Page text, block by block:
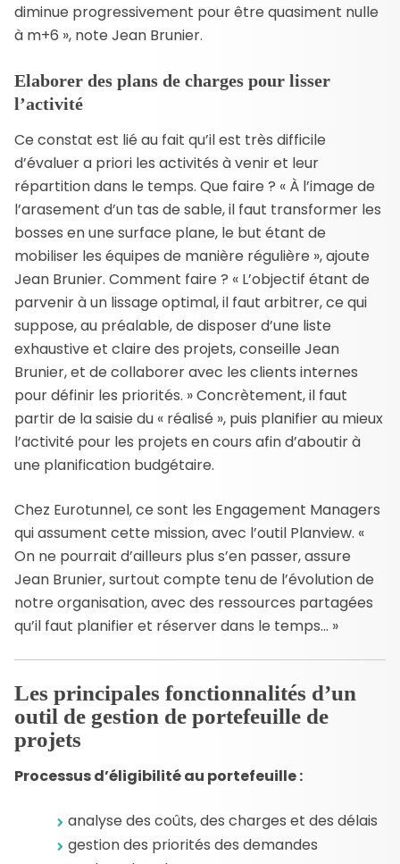
diminue progressivement pour être quasiment nulle
à m+6 », note Jean Brunier.
Elaborer des plans de charges pour lisser
l’activité
Ce constat est lié au fait qu’il est très difficile
d’évaluer a priori les activités à venir et leur
répartition dans le temps. Que faire ? « À l’image de
l’arasement d’un tas de sable, il faut transformer les
bosses en une surface plane, le but étant de
mobiliser les équipes de manière régulière », ajoute
Jean Brunier. Comment faire ? « L’objectif étant de
parvenir à un lissage optimal, il faut arbitrer, ce qui
suppose, au préalable, de disposer d’une liste
exhaustive et claire des projets, conseille Jean
Brunier, et de collaborer avec les clients internes
pour définir les priorités. » Concrètement, il faut
partir de la saisie du « réalisé », puis planifier au mieux
l’activité pour les projets en cours afin d’aboutir à
une planification budgétaire.
Chez Eurotunnel, ce sont les Engagement Managers
qui assument cette mission, avec l’outil Planview. «
On ne pourrait d’ailleurs plus s’en passer, assure
Jean Brunier, surtout compte tenu de l’évolution de
notre organisation, avec des ressources partagées
qu’il faut planifier et réserver dans le temps… »
Les principales fonctionnalités d’un
outil de gestion de portefeuille de
projets
Processus d’éligibilité au portefeuille :
analyse des coûts, des charges et des délais
gestion des priorités des demandes